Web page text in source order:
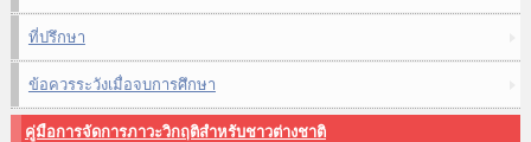
ที่ปรึกษา
ข้อควรระวังเมื่อจบการศึกษา
คู่มือการจัดการภาวะวิกฤติสำหรับชาวต่างชาติ